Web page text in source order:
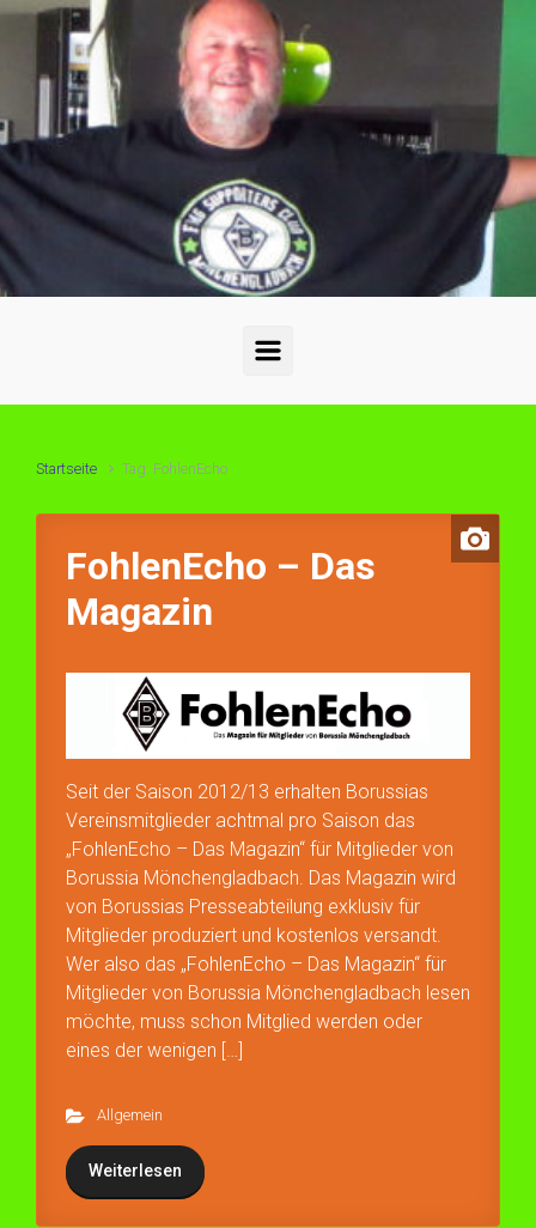
Zum Hauptinhalt springen
Startseite Tag: FohlenEcho
FohlenEcho – Das
Magazin
Seit der Saison 2012/13 erhalten Borussias
Vereinsmitglieder achtmal pro Saison das
„FohlenEcho – Das Magazin“ für Mitglieder von
Borussia Mönchengladbach. Das Magazin wird
von Borussias Presseabteilung exklusiv für
Mitglieder produziert und kostenlos versandt.
Wer also das „FohlenEcho – Das Magazin“ für
Mitglieder von Borussia Mönchengladbach lesen
möchte, muss schon Mitglied werden oder
eines der wenigen […]
Allgemein
Weiterlesen